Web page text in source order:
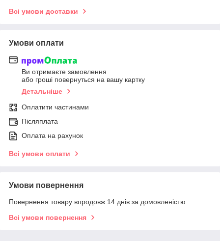
Всі умови доставки
Умови оплати
Ви отримаєте замовлення
або гроші повернуться на вашу картку
Детальніше
Оплатити частинами
Післяплата
Оплата на рахунок
Всі умови оплати
Умови повернення
Повернення товару впродовж 14 днів за домовленістю
Всі умови повернення